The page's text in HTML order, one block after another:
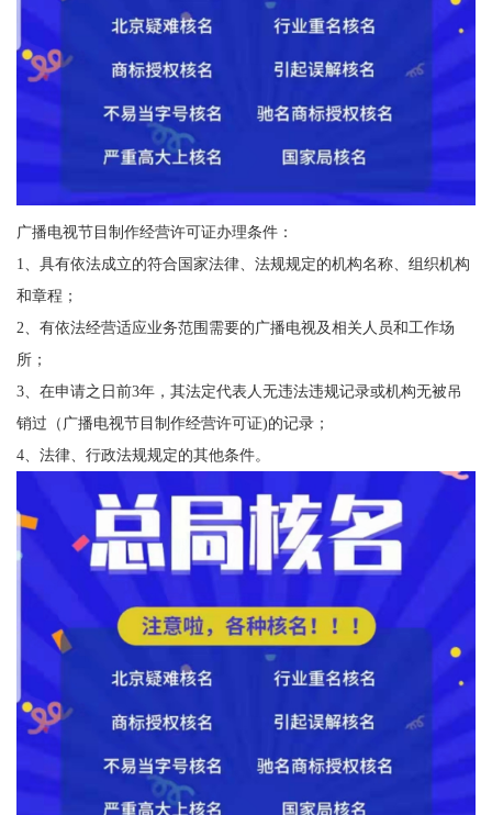
广播电视节目制作经营许可证办理条件：
1、具有依法成立的符合国家法律、法规规定的机构名称、组织机构
和章程；
2、有依法经营适应业务范围需要的广播电视及相关人员和工作场
所；
3、在申请之日前3年，其法定代表人无违法违规记录或机构无被吊
销过（广播电视节目制作经营许可证)的记录；
4、法律、行政法规规定的其他条件。